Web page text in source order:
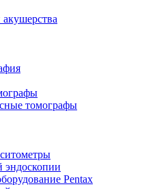
томографы
эндоскопии
Pentax